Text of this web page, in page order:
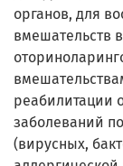
органов, для
вмешательств
реабилитации
заболеваний
(вирусных,